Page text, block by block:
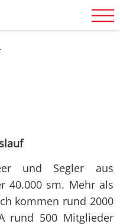
und Segler aus
40.000 sm. Mehr als
kommen rund 2000
rund 500 Mitglieder